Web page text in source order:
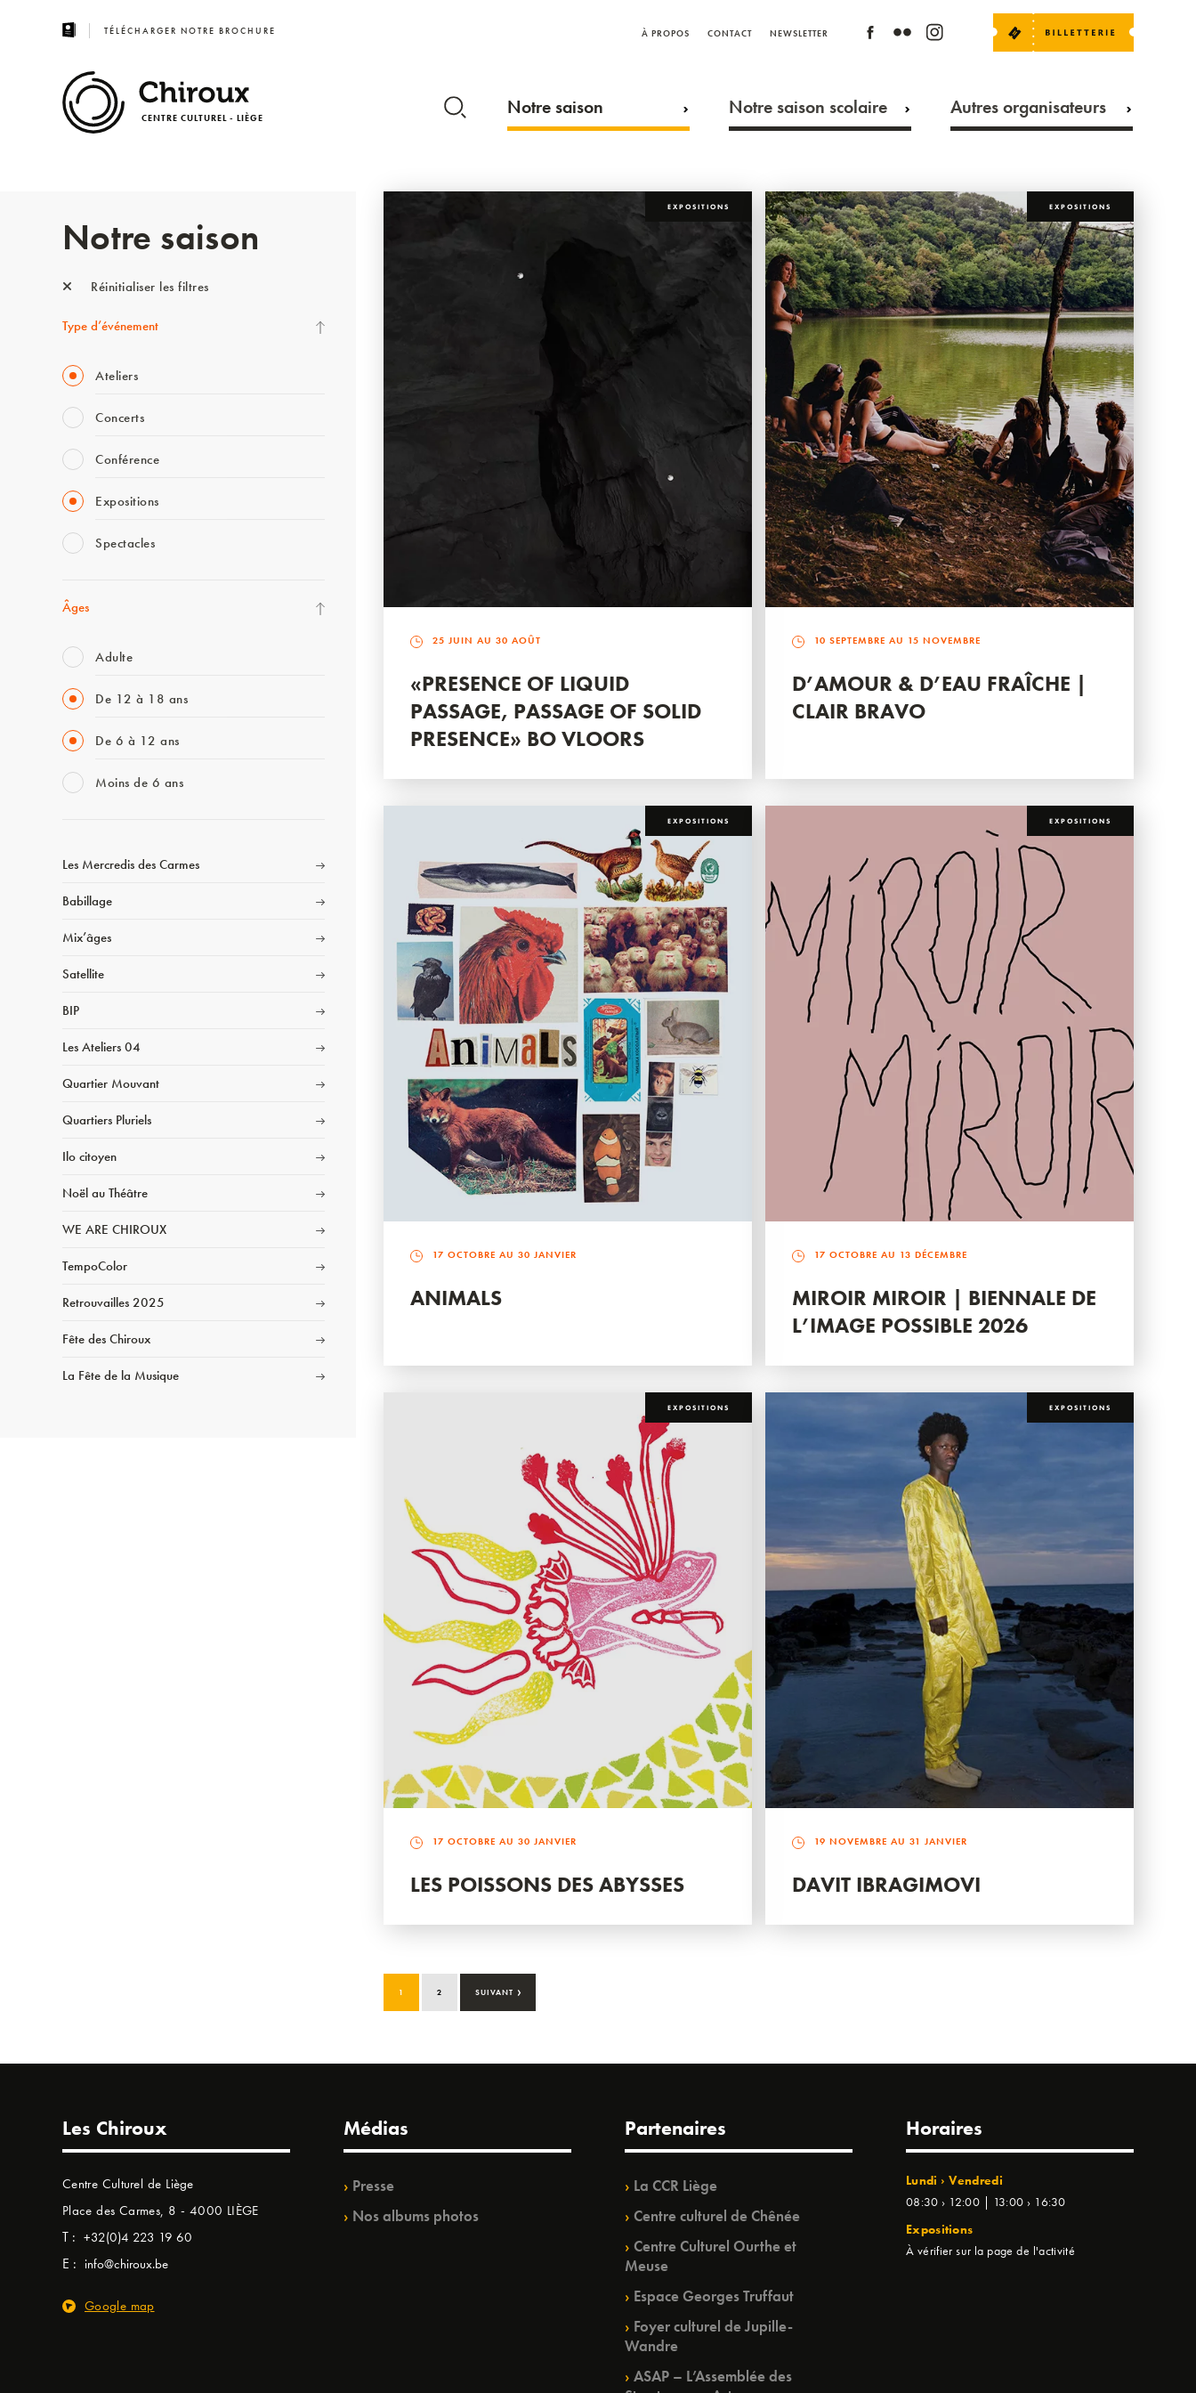
TÉLÉCHARGER NOTRE BROCHURE À PROPOS CONTACT NEWSLETTER
CENTRE CULTUREL - LIÈGE Notre saison Notre saison scolaire Autres organisateurs
Notre saison
Réinitialiser les filtres
Type d’événement
Ateliers
Concerts
Conférence
Expositions
Spectacles
Âges
Adulte
De 12 à 18 ans
De 6 à 12 ans
Moins de 6 ans
Les Mercredis des Carmes
Babillage
Mix’âges
Satellite
BIP
Les Ateliers 04
Quartier Mouvant
Quartiers Pluriels
Ilo citoyen
Noël au Théâtre
WE ARE CHIROUX
TempoColor
Retrouvailles 2025
Fête des Chiroux
La Fête de la Musique
EXPOSITIONS
25 JUIN AU 30 AOÛT
«PRESENCE OF LIQUID
PASSAGE, PASSAGE OF SOLID
PRESENCE» BO VLOORS
EXPOSITIONS
10 SEPTEMBRE AU 15 NOVEMBRE
D’AMOUR & D’EAU FRAÎCHE |
CLAIR BRAVO
EXPOSITIONS
17 OCTOBRE AU 30 JANVIER
ANIMALS
EXPOSITIONS
17 OCTOBRE AU 13 DÉCEMBRE
MIROIR MIROIR | BIENNALE DE
L’IMAGE POSSIBLE 2026
EXPOSITIONS
17 OCTOBRE AU 30 JANVIER
LES POISSONS DES ABYSSES
EXPOSITIONS
19 NOVEMBRE AU 31 JANVIER
DAVIT IBRAGIMOVI
1 2 SUIVANT ›
Les Chiroux
Centre Culturel de Liège
Place des Carmes, 8 - 4000 LIÈGE
T : +32(0)4 223 19 60
E : info@chiroux.be
Google map
Médias
Presse
Nos albums photos
Partenaires
La CCR Liège
Centre culturel de Chênée
Centre Culturel Ourthe et
Meuse
Espace Georges Truffaut
Foyer culturel de Jupille-
Wandre
ASAP – L’Assemblée des
Horaires
Lundi › Vendredi
08:30 › 12:00 | 13:00 › 16:30
Expositions
À vérifier sur la page de l'activité